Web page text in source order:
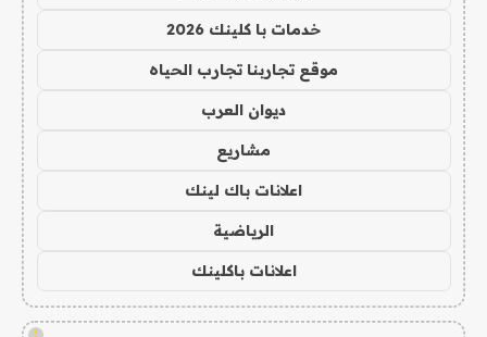
خدمات با كلينك 2026
موقع تجاربنا تجارب الحياه
ديوان العرب
مشاريع
اعلانات باك لينك
الرياضية
اعلانات باكلينك